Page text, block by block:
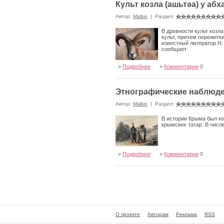
Культ козла (ашьтǝа) у
Автор: Malkin | Раздел:
В древности культ
культ, причем
известный лите­ратор
сообщает:
» Подробнее » Комментарии 0
Этнографические
Автор: Malkin | Раздел:
В истории Крыма был
крымских татар. В
» Подробнее » Комментарии 0
О проекте Авторам Реклама RSS